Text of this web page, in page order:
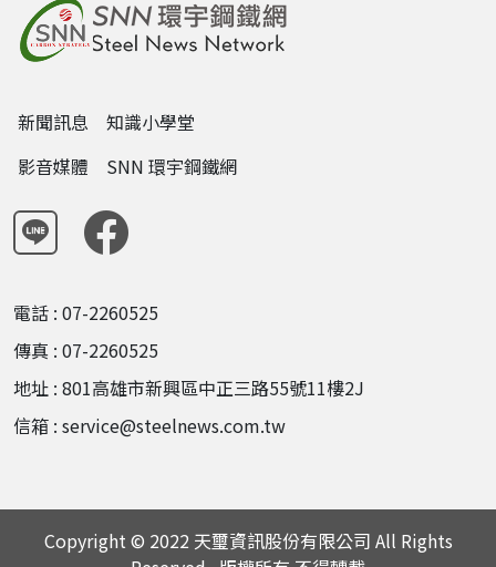
新聞訊息
知識小學堂
影音媒體
SNN 環宇鋼鐵網
電話 : 07-2260525
傳真 : 07-2260525
地址 : 801高雄市新興區中正三路55號11樓2J
信箱 : service@steelnews.com.tw
Copyright © 2022 天璽資訊股份有限公司 All Rights